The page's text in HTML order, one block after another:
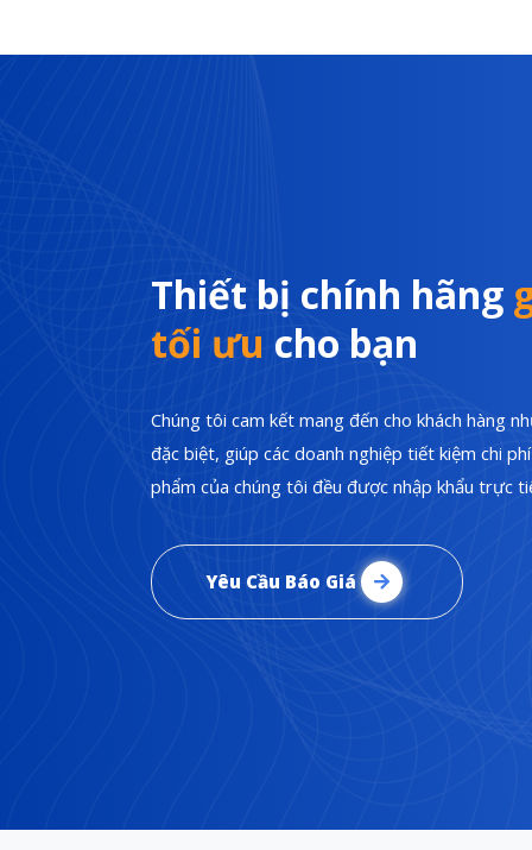
Thiết bị chính hãng
tối ưu cho bạn
Chúng tôi cam kết mang đến cho khách hàng
đặc biệt, giúp các doanh nghiệp tiết kiệm chi
phẩm của chúng tôi đều được nhập khẩu trực
Yêu Cầu Báo Giá